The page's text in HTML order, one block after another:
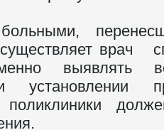
врач
выявлять
поликлиники